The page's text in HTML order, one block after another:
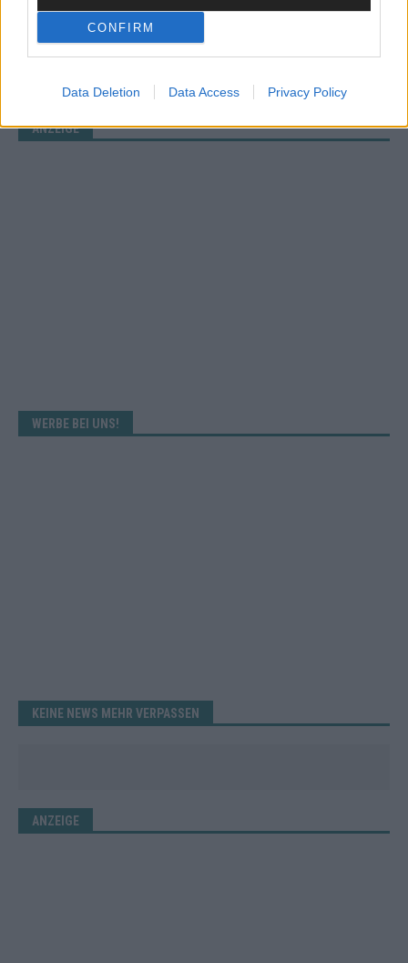
CONFIRM
Data Deletion Data Access Privacy Policy
EUROVISION
Vier Sieger gleichzeitig, Manipulationsverdacht, Jury-
Comeback: Die turbulente Geschichte der ESC-Wertung
ANZEIGE
WERBE BEI UNS!
KEINE NEWS MEHR VERPASSEN
ANZEIGE